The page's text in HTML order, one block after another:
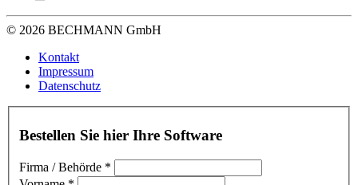
© 2026 BECHMANN GmbH
Kontakt
Impressum
Datenschutz
Bestellen Sie hier Ihre Software
Firma / Behörde *